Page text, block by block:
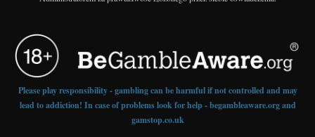
Please play responsibility - gambling can be harmful if not controlled and may
lead to addiction! In case of problems look for help - begambleaware.org and
gamstop.co.uk